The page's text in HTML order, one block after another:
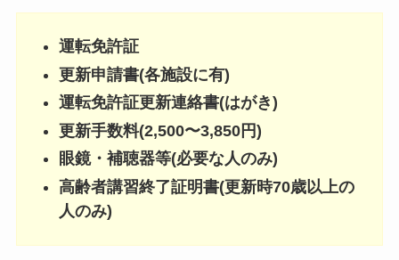
運転免許証
更新申請書(各施設に有)
運転免許証更新連絡書(はがき)
更新手数料(2,500〜3,850円)
眼鏡・補聴器等(必要な人のみ)
高齢者講習終了証明書(更新時70歳以上の
人のみ)